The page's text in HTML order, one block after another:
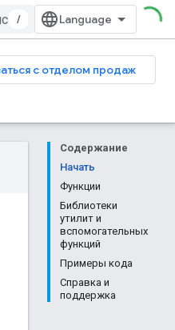
/
с отделом продаж
Содержание
Начать
Функции
Библиотеки
утилит и
вспомогательных
функций
Примеры кода
Справка и
поддержка